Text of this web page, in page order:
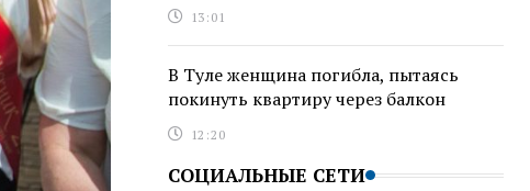
13:01
В Туле женщина погибла, пытаясь
покинуть квартиру через балкон
12:20
СОЦИАЛЬНЫЕ СЕТИ